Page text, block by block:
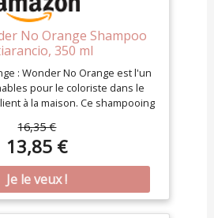
No Orange Shampoo
350 ml
: Wonder No Orange est l'un
pour le coloriste dans le
à la maison. Ce shampooing
auburn indésirables sur les
Pas seulement les cheveux
même sur les cheveux
pour souligner leur reflet
: la formule est enrichie en
huile précieuse dérivée de
16,35 €
13,85 €